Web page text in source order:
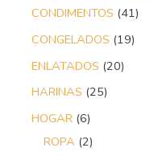
CONDIMENTOS 41
CONGELADOS 19
ENLATADOS 20
HARINAS 25
HOGAR 6
ROPA 2